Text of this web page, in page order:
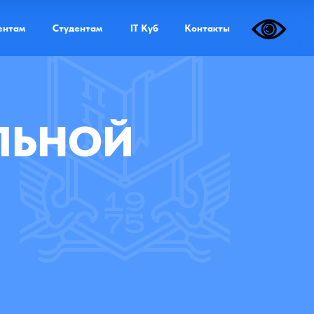
Контакты
Студентам IT Куб